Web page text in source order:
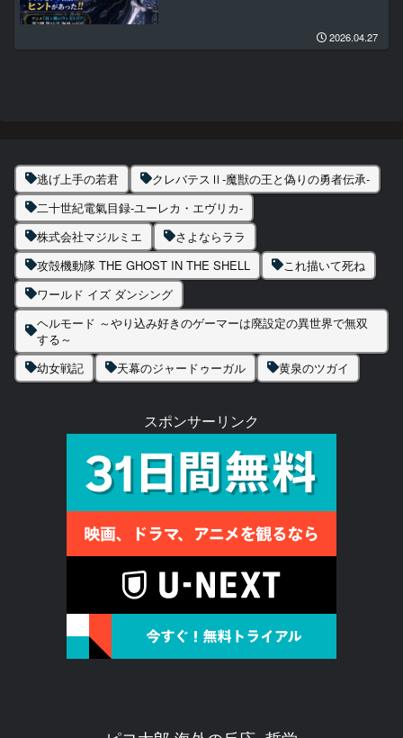
2026.04.27
逃げ上手の若君
クレバテスⅡ-魔獣の王と偽りの勇者伝承-
二十世紀電氣目録-ユーレカ・エヴリカ-
株式会社マジルミエ
さよならララ
攻殻機動隊 THE GHOST IN THE SHELL
これ描いて死ね
ワールド イズ ダンシング
ヘルモード ～やり込み好きのゲーマーは廃設定の異世界で無双
する～
幼女戦記
天幕のジャードゥーガル 黄泉のツガイ
スポンサーリンク